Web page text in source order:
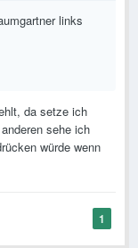
links
da setze ich
sehe ich
würde wenn
1